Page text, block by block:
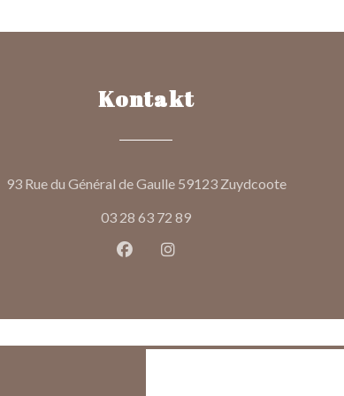
Kontakt
93 Rue du Général de Gaulle 59123 Zuydcoote((öffnet
03 28 63 72 89
Facebook ((öffnet ein neues
Instagram ((öffnet ein